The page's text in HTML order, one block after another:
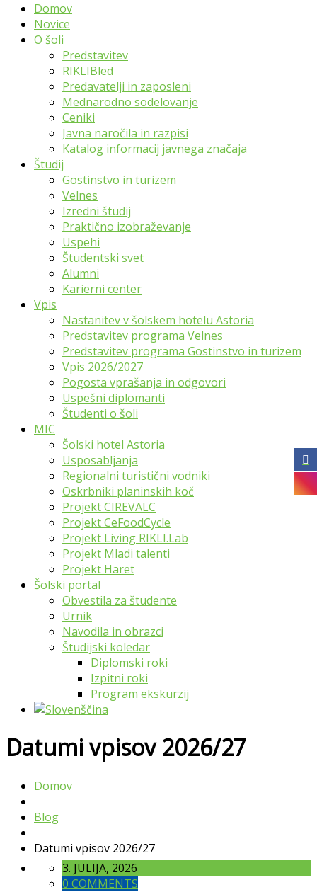
Domov
Novice
O šoli
Predstavitev
RIKLIBled
Predavatelji in zaposleni
Mednarodno sodelovanje
Ceniki
Javna naročila in razpisi
Katalog informacij javnega značaja
Študij
Gostinstvo in turizem
Velnes
Izredni študij
Praktično izobraževanje
Uspehi
Študentski svet
Alumni
Karierni center
Vpis
Nastanitev v šolskem hotelu Astoria
Predstavitev programa Velnes
Predstavitev programa Gostinstvo in turizem
Vpis 2026/2027
Pogosta vprašanja in odgovori
Uspešni diplomanti
Študenti o šoli
MIC
Šolski hotel Astoria
Usposabljanja
Regionalni turistični vodniki
Oskrbniki planinskih koč
Projekt CIREVALC
Projekt CeFoodCycle
Projekt Living RIKLI.Lab
Projekt Mladi talenti
Projekt Haret
Šolski portal
Obvestila za študente
Urnik
Navodila in obrazci
Študijski koledar
Diplomski roki
Izpitni roki
Program ekskurzij
Datumi vpisov 2026/27
Domov
Blog
Datumi vpisov 2026/27
3. JULIJA, 2026
0 COMMENTS